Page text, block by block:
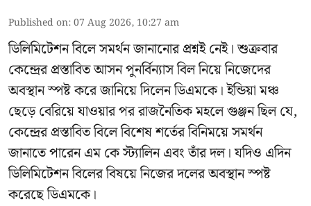
Published on:07 Aug 2026, 10:27 am
ডিলিমিটেশন বিলে সমর্থন জানানোর প্রশ্নই নেই। শুক্রবার
কেন্দ্রের প্রস্তাবিত আসন পুনর্বিন্যাস বিল নিয়ে নিজেদের
অবস্থান স্পষ্ট করে জানিয়ে দিলেন ডিএমকে। ইন্ডিয়া মঞ্চ
ছেড়ে বেরিয়ে যাওয়ার পর রাজনৈতিক মহলে গুঞ্জন ছিল যে,
কেন্দ্রের প্রস্তাবিত বিলে বিশেষ শর্তের বিনিময়ে সমর্থন
জানাতে পারেন এম কে স্ট্যালিন এবং তাঁর দল। যদিও এদিন
ডিলিমিটেশন বিলের বিষয়ে নিজের দলের অবস্থান স্পষ্ট
করেছে ডিএমকে।